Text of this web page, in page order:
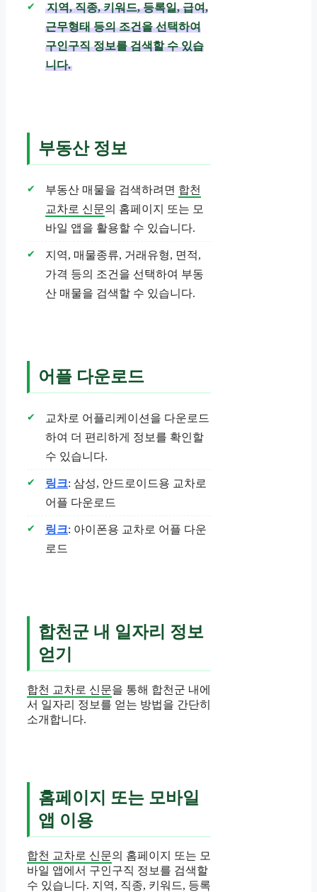
지역, 직종, 키워드, 등록일, 급여,
근무형태 등의 조건을 선택하여
구인구직 정보를 검색할 수 있습
니다.
부동산 정보
부동산 매물을 검색하려면 합천
교차로 신문의 홈페이지 또는 모
바일 앱을 활용할 수 있습니다.
지역, 매물종류, 거래유형, 면적,
가격 등의 조건을 선택하여 부동
산 매물을 검색할 수 있습니다.
어플 다운로드
교차로 어플리케이션을 다운로드
하여 더 편리하게 정보를 확인할
수 있습니다.
링크: 삼성, 안드로이드용 교차로
어플 다운로드
링크: 아이폰용 교차로 어플 다운
로드
합천군 내 일자리 정보
얻기
합천 교차로 신문을 통해 합천군 내에
서 일자리 정보를 얻는 방법을 간단히
소개합니다.
홈페이지 또는 모바일
앱 이용
합천 교차로 신문의 홈페이지 또는 모
바일 앱에서 구인구직 정보를 검색할
수 있습니다. 지역, 직종, 키워드, 등록